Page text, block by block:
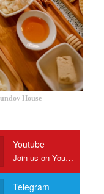
House
Youtube
Join us on Youtube
Telegram